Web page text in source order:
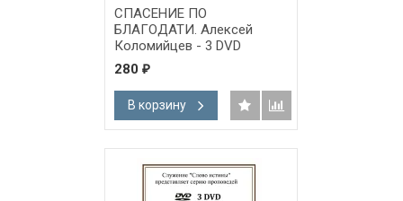
СПАСЕНИЕ ПО
БЛАГОДАТИ. Алексей
Коломийцев - 3 DVD
280 ₽
В корзину